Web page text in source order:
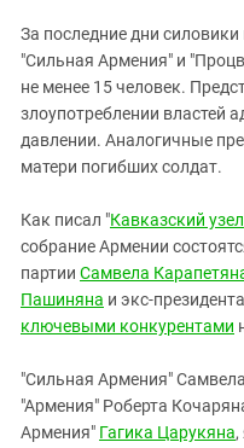
Ингушетия
Кабардино-Балкария
Калмыкия
Карачаево-Черкесия
Нагорный Карабах
Российская Федерация
Ростовская область
Ставропольский край
За последние дни
"Сильная Армения" и
не менее 15 человек.
злоупотреблении властей
давлении. Аналогичные
матери погибших солдат.
Как писал "Кавказский узел
собрание Армении
партии Самвела
Пашиняна и экс-
ключевыми конкурентами
"Сильная Армения"
"Армения" Роберта
Армения" Гагика Царукяна